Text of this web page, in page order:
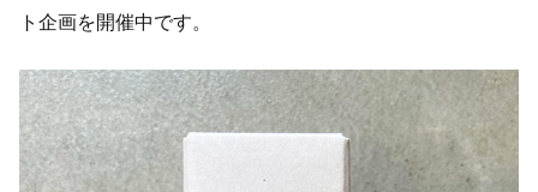
ト企画を開催中です。